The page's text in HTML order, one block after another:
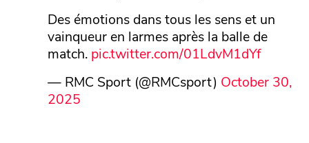
Des émotions dans tous les sens et un
vainqueur en larmes après la balle de
match. pic.twitter.com/01LdvM1dYf
— RMC Sport (@RMCsport) October 30,
2025